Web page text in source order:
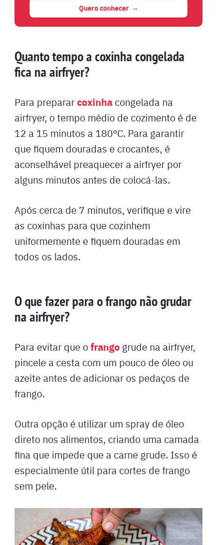
Quero conhecer
Quanto tempo a coxinha congelada
fica na airfryer?
Para prepararcoxinha congelada na
airfryer, o tempo médio de cozimento é de
12 a 15 minutos a 180°C. Para garantir
que fiquem douradas e crocantes, é
aconselhável preaquecer a airfryer por
alguns minutos antes de colocá-las.
Após cerca de 7 minutos, verifique e vire
as coxinhas para que cozinhem
uniformemente e fiquem douradas em
todos os lados.
O que fazer para o frango não grudar
na airfryer?
Para evitar que ofrango grude na airfryer,
pincele a cesta com um pouco de óleo ou
azeite antes de adicionar os pedaços de
frango.
Outra opção é utilizar um spray de óleo
direto nos alimentos, criando uma camada
fina que impede que a carne grude. Isso é
especialmente útil para cortes de frango
sem pele.